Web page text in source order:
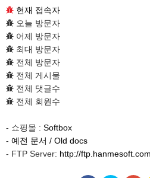
현재 접속자
오늘 방문자
어제 방문자
최대 방문자
전체 방문자
전체 게시물
전체 댓글수
전체 회원수
- 쇼핑몰 : Softbox
- 예전 문서 / Old docs
- FTP Server: http://ftp.hanmesoft.com